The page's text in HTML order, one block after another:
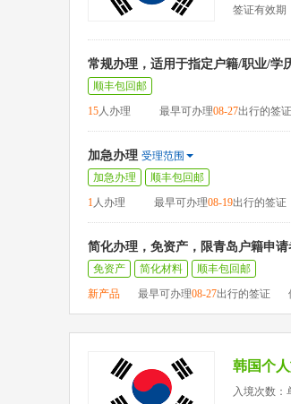
签证有效期
常规办理，适用于指定户籍/职业/学
顺丰包回邮
15人办理 最早可办理08-27出行的签证
加急办理 受理范围
加急办理
顺丰包回邮
1人办理 最早可办理08-19出行的签证
简化办理，免资产，限青岛户籍申请
免资产
简化材料
顺丰包回邮
新产品
最早可办理08-27出行的签证
韩国个
入境次数：